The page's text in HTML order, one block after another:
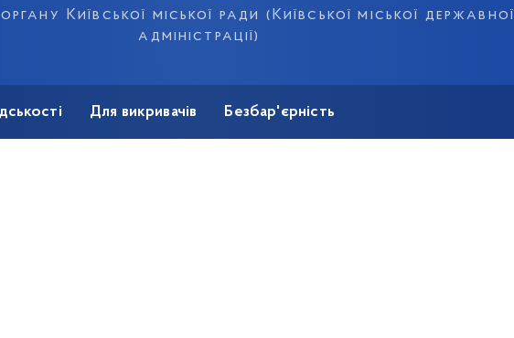
Київської міської ради (Київської міської державної
адміністрації)
Для викривачів Безбар'єрність